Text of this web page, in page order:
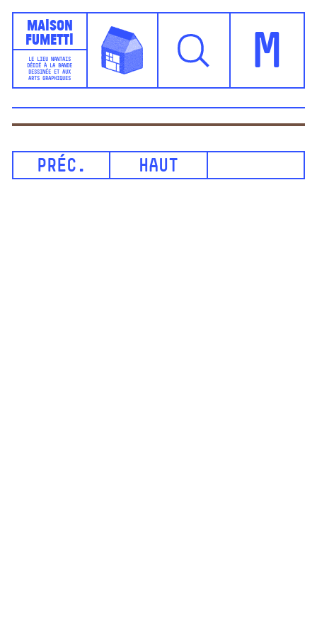
Maison
Fumetti
LE LIEU NANTAIS
DÉDIÉ À LA BANDE
DESSINÉE ET AUX
ARTS GRAPHIQUES
M
PRÉC. HAUT